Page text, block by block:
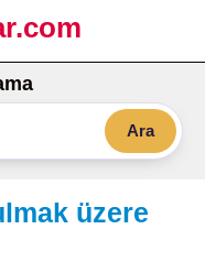
Ara
üzere